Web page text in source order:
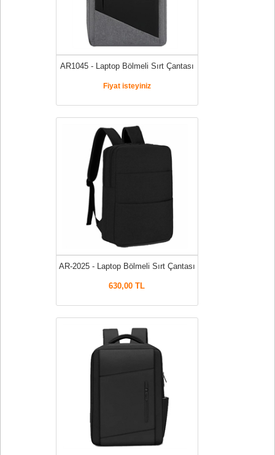
AR1045 - Laptop Bölmeli Sırt Çantası
Fiyat isteyiniz
AR-2025 - Laptop Bölmeli Sırt Çantası
630,00 TL